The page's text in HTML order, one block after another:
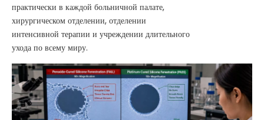
практически в каждой больничной палате,
хирургическом отделении, отделении
интенсивной терапии и учреждении длительного
ухода по всему миру.